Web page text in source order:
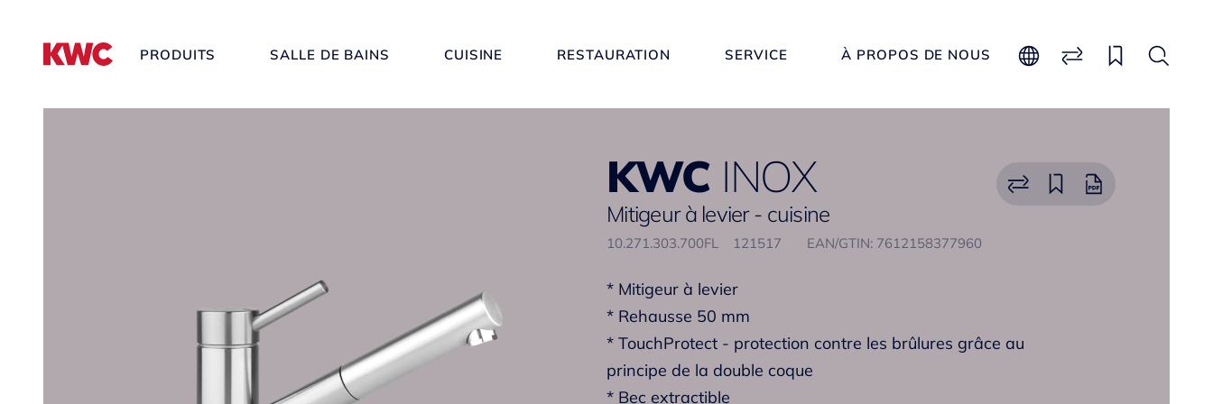
PRODUITS SALLE DE BAINS CUISINE RESTAURATION SERVICE À PROPOS DE NOUS
KWC INOX
Mitigeur à levier - cuisine
10.271.303.700FL 121517 EAN/GTIN: 7612158377960
* Mitigeur à levier
* Rehausse 50 mm
* TouchProtect - protection contre les brûlures grâce au
principe de la double coque
* Bec extractible